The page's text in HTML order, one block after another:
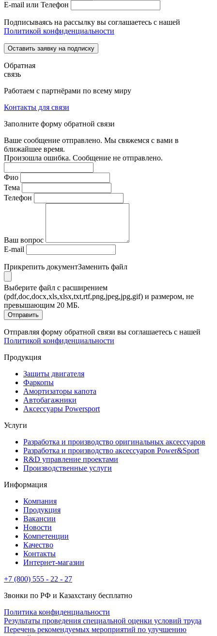
E-mail или Телефон
Подписываясь на рассылку вы соглашаетесь с нашей
Политикой конфиденциальности
Оставить заявку на подписку
Обратная
связь
Работаем с партнёрами по всему миру
Контакты для связи
Заполните форму обратной связи
Ваше сообщение отправлено. Мы свяжемся с вами в
ближайшее время.
Произошла ошибка. Сообщение не отправлено.
Фио
Тема
Телефон
Ваш вопрос
E-mail
Прикрепить документЗаменить файл
Выберите файл с расширением
(pdf,doc,docx,xls,xlsx,txt,rtf,png,jpeg,jpg,gif) и размером, не
превышающим 20 МБ.
Отправить
Отправляя форму обратной связи вы соглашаетесь с нашей
Политикой конфиденциальности
Продукция
Защиты двигателя
Фаркопы
Амортизаторы капота
Автобагажники
Аксессуары Powersport
Услуги
Разработка и производство оригинальных аксессуаров
Разработка и производство аксессуаров Power&Sport
R&D управление проектами
Производственные услуги
Информация
Компания
Продукция
Вакансии
Новости
Компетенции
Качество
Контакты
Интернет-магазин
+7 (800) 555 - 22 - 27
Звонки по РФ и Казахстану бесплатно
Политика конфиденциальности
Результаты проведения специальной оценки условий труда
Перечень рекомендуемых мероприятий по улучшению